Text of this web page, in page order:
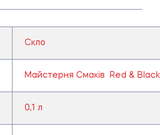
Скло
Майстерня Смаків Red & Black
0,1 л